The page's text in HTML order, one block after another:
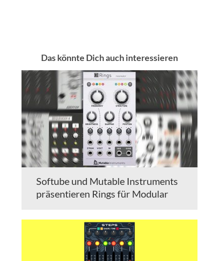
Das könnte Dich auch interessieren
Softube und Mutable Instruments
präsentieren Rings für Modular